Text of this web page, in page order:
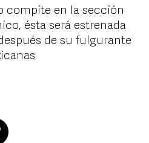
compite en la sección
ésta será estrenada
de su fulgurante